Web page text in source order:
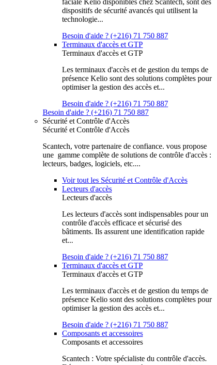
faciale Kelio disponibles chez Scantech, sont des
dispositifs de sécurité avancés qui utilisent la
technologie...
Besoin d'aide ? (+216) 71 750 887
Terminaux d'accès et GTP
Terminaux d'accès et GTP
Les terminaux d'accès et de gestion du temps de
présence Kelio sont des solutions complètes pour
optimiser la gestion des accès et...
Besoin d'aide ? (+216) 71 750 887
Besoin d'aide ? (+216) 71 750 887
Sécurité et Contrôle d'Accès
Sécurité et Contrôle d'Accès
Scantech, votre partenaire de confiance. vous propose
une gamme complète de solutions de contrôle d'accès :
lecteurs, badges, logiciels, etc....
Voir tout les Sécurité et Contrôle d'Accès
Lecteurs d'accès
Lecteurs d'accès
Les lecteurs d'accès sont indispensables pour un
contrôle d'accès efficace et sécurisé des
bâtiments. Ils assurent une identification rapide
et...
Besoin d'aide ? (+216) 71 750 887
Terminaux d'accès et GTP
Terminaux d'accès et GTP
Les terminaux d'accès et de gestion du temps de
présence Kelio sont des solutions complètes pour
optimiser la gestion des accès et...
Besoin d'aide ? (+216) 71 750 887
Composants et accessoires
Composants et accessoires
Scantech : Votre spécialiste du contrôle d'accès.